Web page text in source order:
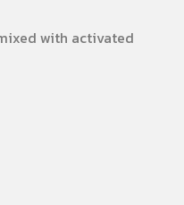
with activated